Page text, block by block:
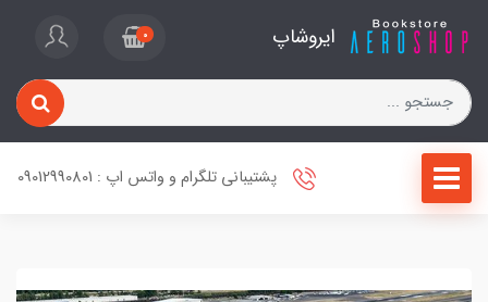
ایروشاپ 0
پشتیبانی تلگرام و واتس اپ : 09012990801